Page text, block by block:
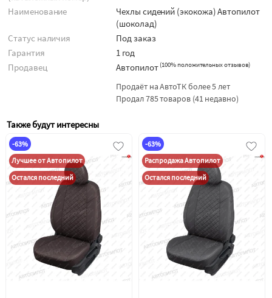
Наименование
Чехлы сидений (экокожа) Автопилот
(шоколад)
Статус наличия
Под заказ
Гарантия
1 год
Продавец
Автопилот (100% положительных отзывов)
Продаёт на АвтоТК более 5 лет
Продал 785 товаров (41 недавно)
Также будут интересны
-63%
Лучшее от Автопилот
Остался последний
-63%
Распродажа Автопилот
Остался последний